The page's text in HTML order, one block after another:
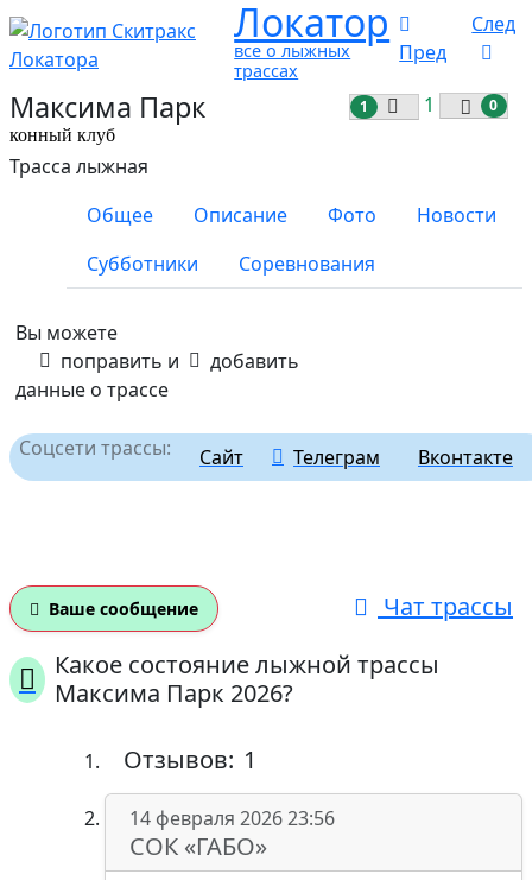
Локатор
все о лыжных
трассах
Пред
След
Максима Парк
конный клуб
Трасса лыжная
1 1 0
Общее Описание Фото
Новости
Субботники
Соревнования
Вы можете
поправить и
добавить
данные о трассе
Соцсети трассы: Сайт Телеграм Вконтакте
Ваше сообщение
Чат трассы
Какое состояние лыжной трассы
Максима Парк 2026?
Отзывов: 1
14 февраля 2026 23:56
СОК «ГАБО»